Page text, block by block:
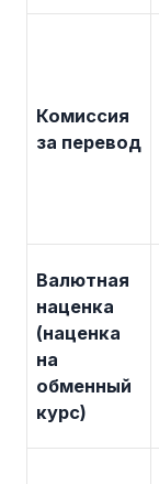
Комиссия
за перевод
Валютная
наценка
(наценка
на
обменный
курс)